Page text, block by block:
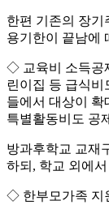
한편 기존의 장기
용기한이 끝남에
◇ 교육비 소득공
린이집 등 급식비
들에서 대상이 확
특별활동비도 공
방과후학교 교재
하되, 학교 외에
◇ 한부모가족 지